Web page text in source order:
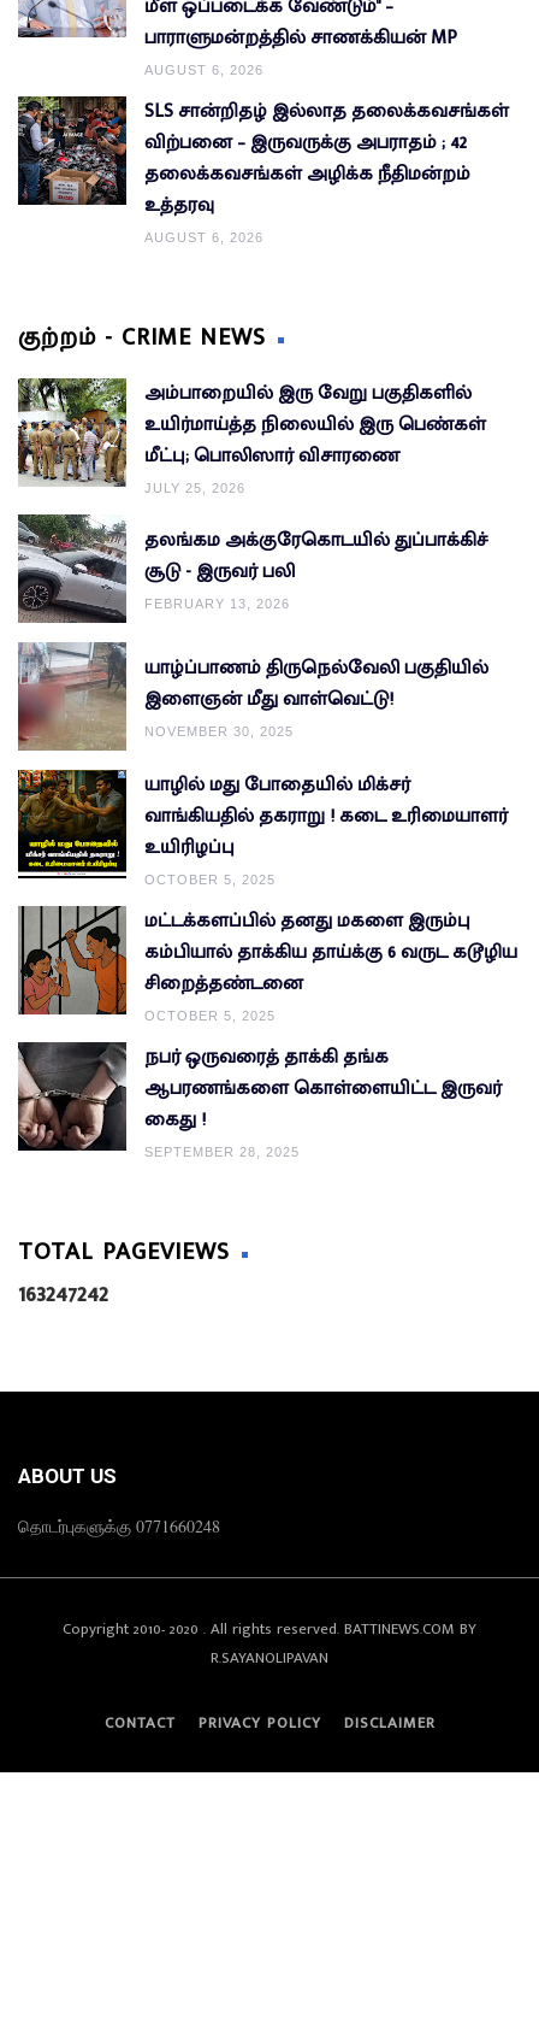
பாராளுமன்றத்தில் சாணக்கியன் MP
AUGUST 6, 2026
SLS சான்றிதழ் இல்லாத தலைக்கவசங்கள்
விற்பனை – இருவருக்கு அபராதம் ; 42
தலைக்கவசங்கள் அழிக்க நீதிமன்றம்
உத்தரவு
AUGUST 6, 2026
குற்றம் - CRIME NEWS
அம்பாறையில் இரு வேறு பகுதிகளில்
உயிர்மாய்த்த நிலையில் இரு பெண்கள்
மீட்பு; பொலிஸார் விசாரணை
JULY 25, 2026
தலங்கம அக்குரேகொடயில் துப்பாக்கிச்
சூடு - இருவர் பலி
FEBRUARY 13, 2026
யாழ்ப்பாணம் திருநெல்வேலி பகுதியில்
இளைஞன் மீது வாள்வெட்டு!
NOVEMBER 30, 2025
யாழில் மது போதையில் மிக்சர்
வாங்கியதில் தகராறு ! கடை உரிமையாளர்
உயிரிழப்பு
OCTOBER 5, 2025
மட்டக்களப்பில் தனது மகளை இரும்பு
கம்பியால் தாக்கிய தாய்க்கு 6 வருட கடூழிய
சிறைத்தண்டனை
OCTOBER 5, 2025
நபர் ஒருவரைத் தாக்கி தங்க
ஆபரணங்களை கொள்ளையிட்ட இருவர்
கைது !
SEPTEMBER 28, 2025
TOTAL PAGEVIEWS
163247242
ABOUT US
தொடர்புகளுக்கு 0771660248
Copyright 2010- 2020 . All rights reserved. BATTINEWS.COM BY
R.SAYANOLIPAVAN
CONTACT PRIVACY POLICY DISCLAIMER